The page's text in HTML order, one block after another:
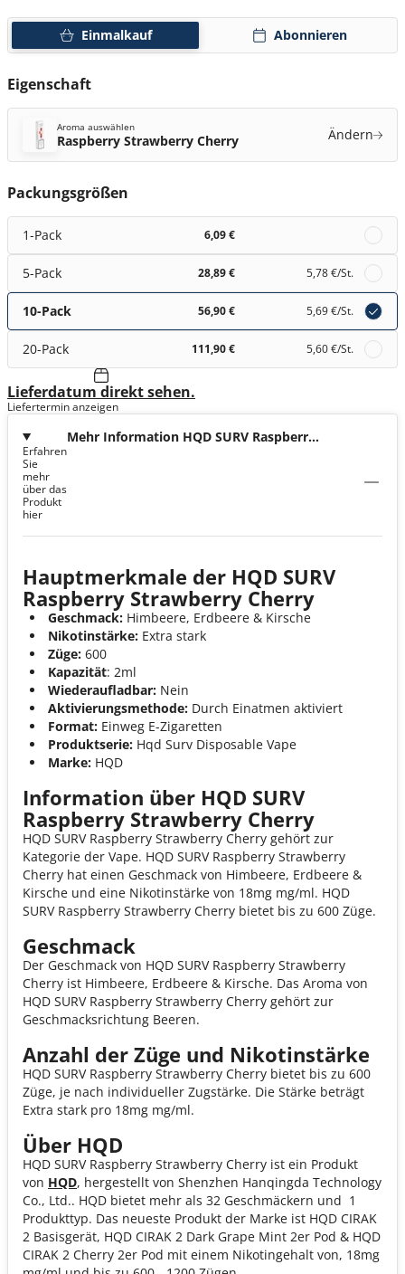
Einmalkauf Abonnieren
Eigenschaft
Aroma auswählen
Raspberry Strawberry Cherry Ändern
Packungsgrößen
1-Pack 6,09 €
5-Pack 28,89 € 5,78 €/St.
10-Pack 56,90 € 5,69 €/St.
20-Pack 111,90 € 5,60 €/St.
Lieferdatum direkt sehen.
Liefertermin anzeigen
Mehr Information HQD SURV Raspberry
Erfahren
Sie
mehr
über das
Produkt
hier
Hauptmerkmale der HQD SURV
Raspberry Strawberry Cherry
Geschmack: Himbeere, Erdbeere & Kirsche
Nikotinstärke: Extra stark
Züge: 600
Kapazität: 2ml
Wiederaufladbar: Nein
Aktivierungsmethode: Durch Einatmen aktiviert
Format: Einweg E-Zigaretten
Produktserie: Hqd Surv Disposable Vape
Marke: HQD
Information über HQD SURV
Raspberry Strawberry Cherry
HQD SURV Raspberry Strawberry Cherry gehört zur
Kategorie der Vape. HQD SURV Raspberry Strawberry
Cherry hat einen Geschmack von Himbeere, Erdbeere &
Kirsche und eine Nikotinstärke von 18mg mg/ml. HQD
SURV Raspberry Strawberry Cherry bietet bis zu 600 Züge.
Geschmack
Der Geschmack von HQD SURV Raspberry Strawberry
Cherry ist Himbeere, Erdbeere & Kirsche. Das Aroma von
HQD SURV Raspberry Strawberry Cherry gehört zur
Geschmacksrichtung Beeren.
Anzahl der Züge und Nikotinstärke
HQD SURV Raspberry Strawberry Cherry bietet bis zu 600
Züge, je nach individueller Zugstärke. Die Stärke beträgt
Extra stark pro 18mg mg/ml.
Über HQD
HQD SURV Raspberry Strawberry Cherry ist ein Produkt
von HQD, hergestellt von Shenzhen Hanqingda Technology
Co., Ltd.. HQD bietet mehr als 32 Geschmäckern und 1
Produkttyp. Das neueste Produkt der Marke ist HQD CIRAK
2 Basisgerät, HQD CIRAK 2 Dark Grape Mint 2er Pod & HQD
CIRAK 2 Cherry 2er Pod mit einem Nikotingehalt von, 18mg